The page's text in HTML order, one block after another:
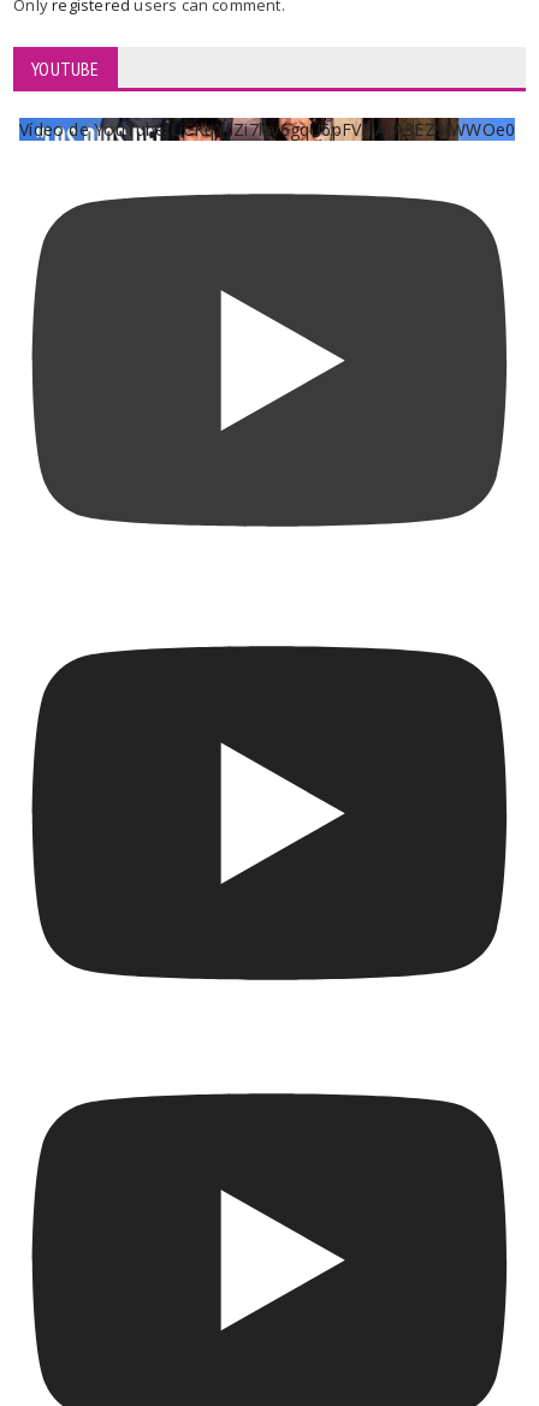
Onlyregisteredusers can comment.
YOUTUBE
Vídeo de YouTube UCKqYjiZi7lzy6gqU6pFVFiA_A3EZ9JWWOe0